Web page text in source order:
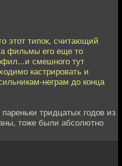
этот типок, считающий
фильмы его еще то
смешного тут
кастрировать и
неграм до конца
тридцатых годов из
тоже были абсолютно